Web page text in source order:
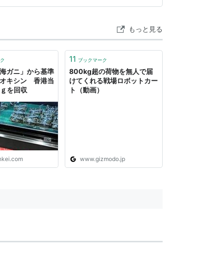
もっと見る
ガニ」から基準
キシン 香港当
を回収
11 ブックマーク
800kg超の荷物を無人で届
けてくれる戦場ロボットカー
ト（動画）
www.gizmodo.jp